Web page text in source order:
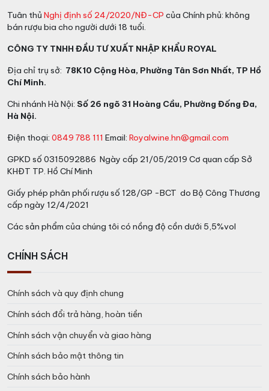
Tuân thủ Nghị định số 24/2020/NĐ-CP của Chính phủ: không
bán rượu bia cho người dưới 18 tuổi.
CÔNG TY TNHH ĐẦU TƯ XUẤT NHẬP KHẨU ROYAL
Địa chỉ trụ sở: 78K10 Cộng Hòa, Phường Tân Sơn Nhất, TP Hồ
Chí Minh.
Chi nhánh Hà Nội: Số 26 ngõ 31 Hoàng Cầu, Phường Đống Đa,
Hà Nội.
Điện thoại: 0849 788 111 Email: Royalwine.hn@gmail.com
GPKD số 0315092886 Ngày cấp 21/05/2019 Cơ quan cấp Sở
KHĐT TP. Hồ Chí Minh
Giấy phép phân phối rượu số 128/GP -BCT do Bộ Công Thương
cấp ngày 12/4/2021
Các sản phẩm của chúng tôi có nồng độ cồn dưới 5,5%vol
CHÍNH SÁCH
Chính sách và quy định chung
Chính sách đổi trả hàng, hoàn tiền
Chính sách vận chuyển và giao hàng
Chính sách bảo mật thông tin
Chính sách bảo hành